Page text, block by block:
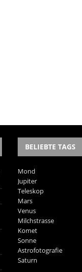
BELIEBTE TAGS
Mond
Jupiter
Teleskop
Mars
Venus
Milchstrasse
Komet
Sonne
Astrofotografie
Saturn